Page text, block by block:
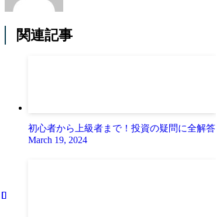
関連記事
初心者から上級者まで！投資の疑問に全解答
March 19, 2024